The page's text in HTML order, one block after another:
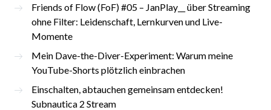
Friends of Flow (FoF) #05 – JanPlay__ über Streaming
ohne Filter: Leidenschaft, Lernkurven und Live-
Momente
Mein Dave-the-Diver-Experiment: Warum meine
YouTube-Shorts plötzlich einbrachen
Einschalten, abtauchen gemeinsam entdecken!
Subnautica 2 Stream